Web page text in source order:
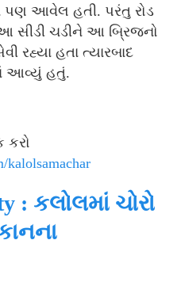
પણ આવેલ હતી. પરંતુ રોડ
આ સીડી ચડીને આ બ્રિજનો
રહ્યા હતા ત્યારબાદ
આવ્યું હતું.
kalolsamachar
: કલોલમાં ચોરો